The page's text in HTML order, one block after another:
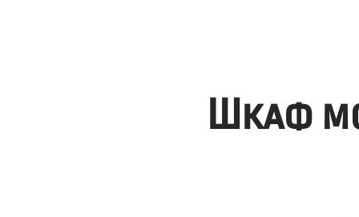
Шкаф